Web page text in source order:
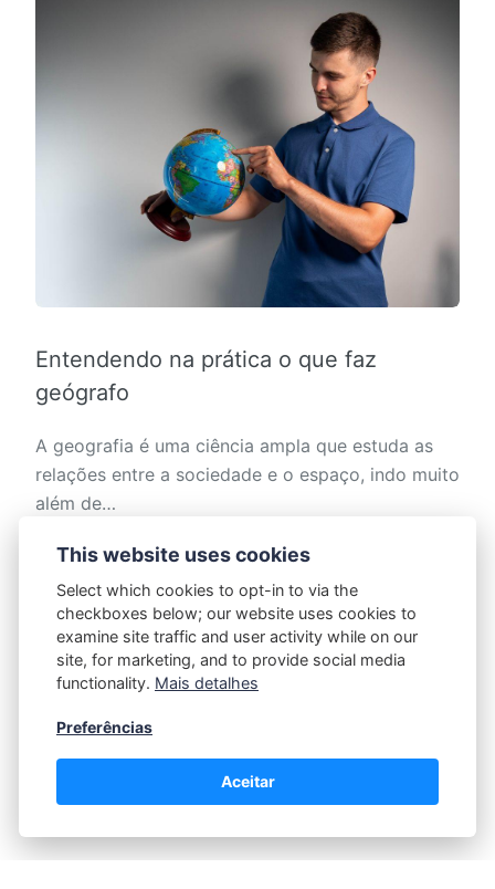
Entendendo na prática o que faz
geógrafo
A geografia é uma ciência ampla que estuda as
relações entre a sociedade e o espaço, indo muito
além de…
Postagens mais antigas
This website uses cookies
Select which cookies to opt-in to via the
checkboxes below; our website uses cookies to
examine site traffic and user activity while on our
site, for marketing, and to provide social media
functionality. Mais detalhes
Preferências
Aceitar